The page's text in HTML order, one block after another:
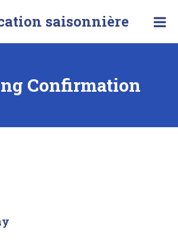
saisonnière
Confirmation